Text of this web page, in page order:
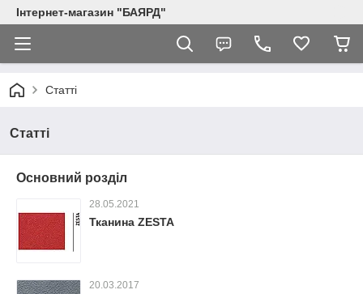
Інтернет-магазин "БАЯРД"
Статті
Статті
Основний розділ
28.05.2021
Тканина ZESTA
20.03.2017